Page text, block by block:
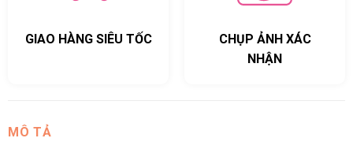
GIAO HÀNG SIÊU TỐC
CHỤP ẢNH XÁC
NHẬN
MÔ TẢ